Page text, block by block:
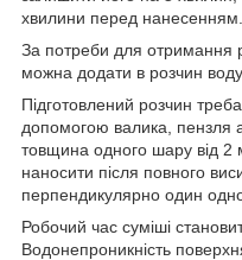
хвилини перед нанесенням.
За потреби для отримання
можна додати в розчин воду
Підготовлений розчин
допомогою валика, пензля
товщина одного шару від
наносити після повного
перпендикулярно один
Робочий час суміші
Водонепроникність